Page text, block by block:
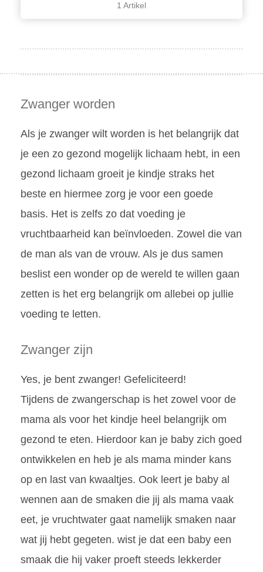
1 Artikel
Zwanger worden
Als je zwanger wilt worden is het belangrijk dat
je een zo gezond mogelijk lichaam hebt, in een
gezond lichaam groeit je kindje straks het
beste en hiermee zorg je voor een goede
basis. Het is zelfs zo dat voeding je
vruchtbaarheid kan beïnvloeden. Zowel die van
de man als van de vrouw. Als je dus samen
beslist een wonder op de wereld te willen gaan
zetten is het erg belangrijk om allebei op jullie
voeding te letten.
Zwanger zijn
Yes, je bent zwanger! Gefeliciteerd!
Tijdens de zwangerschap is het zowel voor de
mama als voor het kindje heel belangrijk om
gezond te eten. Hierdoor kan je baby zich goed
ontwikkelen en heb je als mama minder kans
op en last van kwaaltjes. Ook leert je baby al
wennen aan de smaken die jij als mama vaak
eet, je vruchtwater gaat namelijk smaken naar
wat jij hebt gegeten. wist je dat een baby een
smaak die hij vaker proeft steeds lekkerder